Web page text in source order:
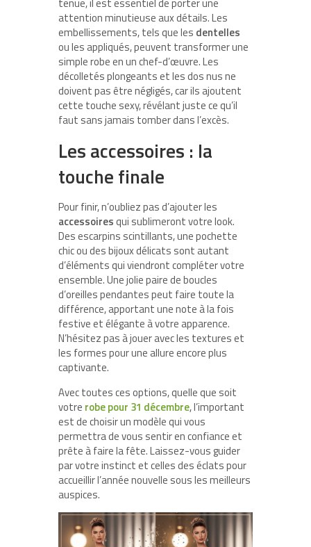
attention minutieuse aux détails. Les
embellissements, tels que les dentelles
ou les appliqués, peuvent transformer une
simple robe en un chef-d’œuvre. Les
décolletés plongeants et les dos nus ne
doivent pas être négligés, car ils ajoutent
cette touche sexy, révélant juste ce qu’il
faut sans jamais tomber dans l’excès.
Les accessoires : la
touche finale
Pour finir, n’oubliez pas d’ajouter les
accessoiresqui sublimeront votre look.
Des escarpins scintillants, une pochette
chic ou des bijoux délicats sont autant
d’éléments qui viendront compléter votre
ensemble. Une jolie paire de boucles
d’oreilles pendantes peut faire toute la
différence, apportant une note à la fois
festive et élégante à votre apparence.
N’hésitez pas à jouer avec les textures et
les formes pour une allure encore plus
captivante.
Avec toutes ces options, quelle que soit
votre robe pour 31 décembre, l’important
est de choisir un modèle qui vous
permettra de vous sentir en confiance et
prête à faire la fête. Laissez-vous guider
par votre instinct et celles des éclats pour
accueillir l’année nouvelle sous les meilleurs
auspices.